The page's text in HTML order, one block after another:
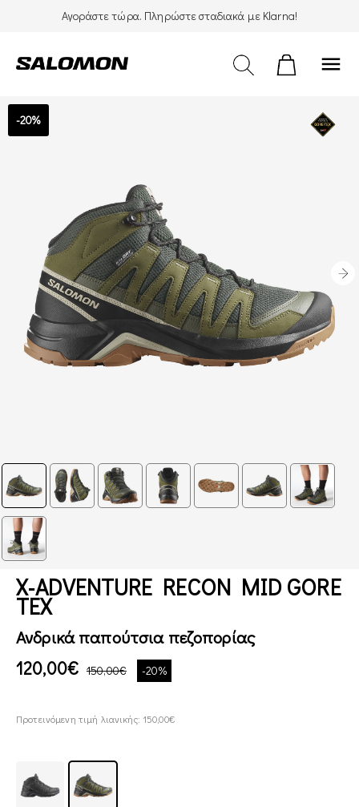
Αγοράστε τώρα. Πληρώστε σταδιακά με Klarna!
menu
-20%
X-ADVENTURE RECON MID GORE
TEX
Ανδρικά παπούτσια πεζοπορίας
120,00€ 150,00€ -20%
Προτεινόμενη τιμή λιανικής: 150,00€